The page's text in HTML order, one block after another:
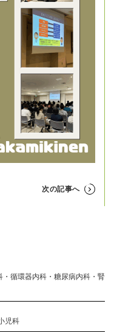
次の記事へ
循環器内科・糖尿病内科・腎
児科